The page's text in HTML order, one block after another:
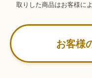
取りした商品はお客様に
お客様